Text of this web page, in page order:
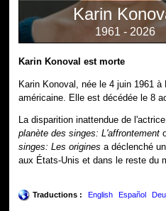
Karin
1961 - 2026
Karin Konoval est morte
Karin Konoval, née le 4 juin 1961
américaine. Elle est décédée le 8
La disparition inattendue de
planète des singes: L'affrontement
singes: Les origines a déclenché
aux États-Unis et dans le reste du
Traductions : English Español